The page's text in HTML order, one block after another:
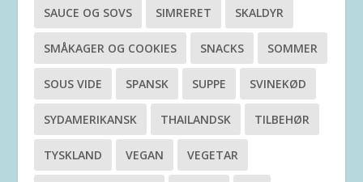
SAUCE OG SOVS SIMRERET SKALDYR
SMÅKAGER OG COOKIES SNACKS SOMMER
SOUS VIDE SPANSK SUPPE SVINEKØD
SYDAMERIKANSK THAILANDSK TILBEHØR
TYSKLAND VEGAN VEGETAR